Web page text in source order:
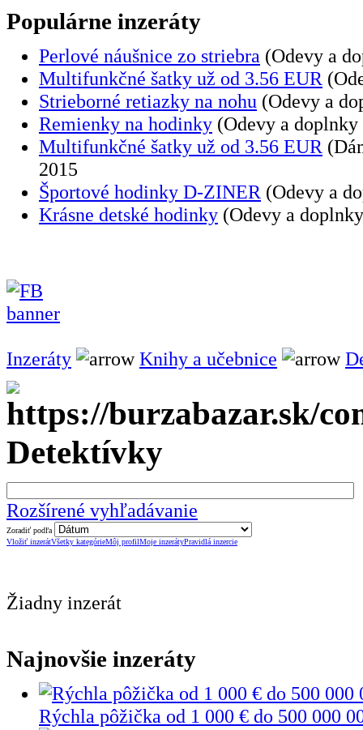
Populárne inzeráty
Perlové náušnice zo striebra (Odevy a
Multifunkčné šatky už od 3.56 EUR
Strieborné retiazky na nohu (Odevy a
Remienky na hodinky (Odevy a
Multifunkčné šatky už od 3.56 EUR
2015
Športové hodinky D-ZINER (Odevy a
Krásne detské hodinky (Odevy a
Inzeráty Knihy a učebnice
Detektívky
Rozšírené vyhľadávanie
Zoradiť podľa
Vložiť inzerátVšetky kategórieMôj profilMoje inzerátyPravidlá inzercie
Žiadny inzerát
Najnovšie inzeráty
Rýchla pôžička od 1 000 € do 500 000